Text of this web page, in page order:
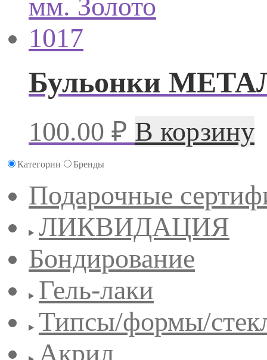
Бульонки
100.00 ₽ В корзину
Категории Бренды
Подарочные
ЛИКВИДАЦИЯ
Бондирование
Гель-лаки
Типсы/формы/
Акрил